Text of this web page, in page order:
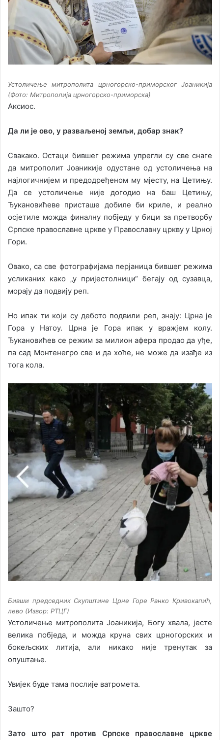
Устоличење митрополита црногорско-приморског Јоаникија
(Фото: Митрополија црногорско-приморска)
Аксиос.
Да ли је ово, у разваљеној земљи, добар знак?
Свакако. Остаци бившег режима упрегли су све снаге
да митрополит Јоаникије одустане од устоличења на
најлогичнијем и предодређеном му мјесту, на Цетињу.
Да се устоличење није догодио на баш Цетињу,
Ђукановићеве присташе добиле би криле, и реално
осјетиле можда финалну побједу у бици за претворбу
Српске православне цркве у Православну цркву у Црној
Гори.
Овако, са све фотографијама перјаница бившег режима
усликаних како „у пријестолници“ бегају од сузавца,
морају да подвију реп.
Но ипак ти који су дебото подвили реп, знају: Црна је
Гора у Натоу. Црна је Гора ипак у вражјем колу.
Ђукановићев се режим за милион афера продао да уђе,
па сад Монтенегро све и да хоће, не може да изађе из
тога кола.
Бивши председник Скупштине Црне Горе Ранко Кривокапић,
лево (Извор: РТЦГ)
Устоличење митрополита Јоаникија, Богу хвала, јесте
велика побједа, и можда круна свих црногорских и
бокељских литија, али никако није тренутак за
опуштање.
Увијек буде тама послије ватромета.
Зашто?
Зато што рат против Српске православне цркве